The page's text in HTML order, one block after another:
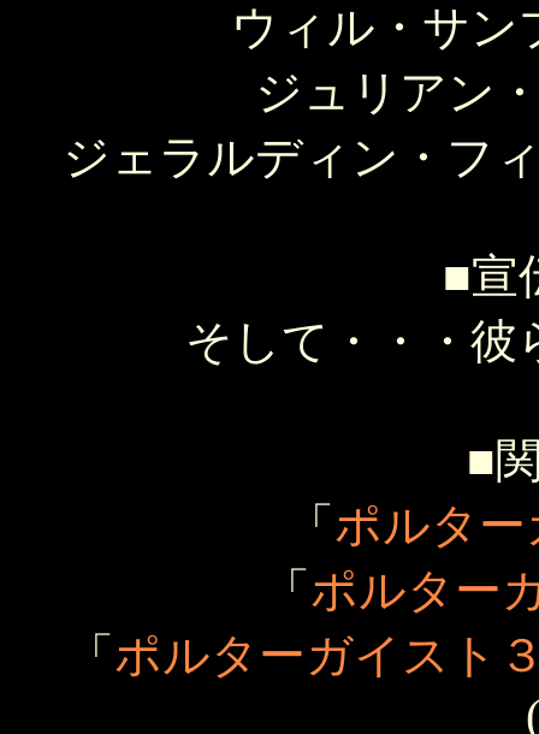
ウィル・サン
ジュリアン
ジェラルディン・フ
■宣
そして・・・彼
■
「 ポルタ
「 ポルター
「 ポルターガイスト